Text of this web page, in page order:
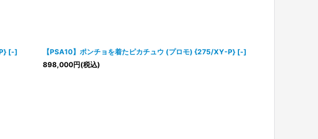
[-]
【PSA10】ポンチョを着たピカチュウ (プロモ) {275/XY-P} [-]
898,000円(税込)